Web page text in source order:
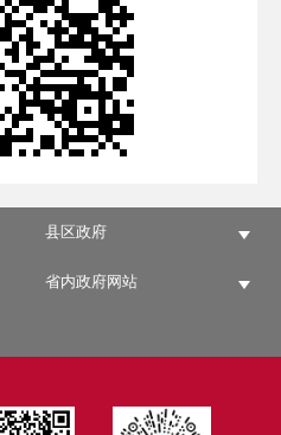
县区政府
省内政府网站